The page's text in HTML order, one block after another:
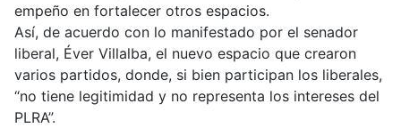
empeño en fortalecer otros espacios.
Así, de acuerdo con lo manifestado por el senador
liberal, Éver Villalba, el nuevo espacio que crearon
varios partidos, donde, si bien participan los liberales,
“no tiene legitimidad y no representa los intereses del
PLRA”.